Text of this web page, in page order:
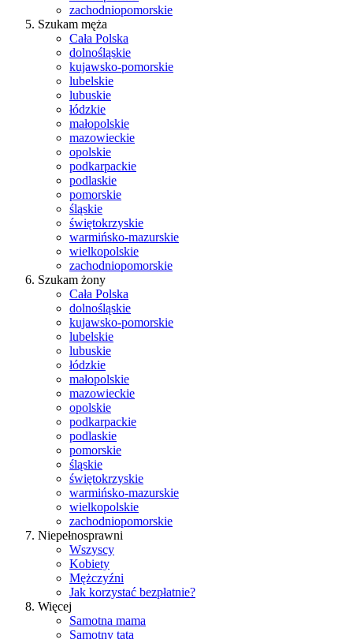
zachodniopomorskie
Szukam męża
Cała Polska
dolnośląskie
kujawsko-pomorskie
lubelskie
lubuskie
łódzkie
małopolskie
mazowieckie
opolskie
podkarpackie
podlaskie
pomorskie
śląskie
świętokrzyskie
warmińsko-mazurskie
wielkopolskie
zachodniopomorskie
Szukam żony
Cała Polska
dolnośląskie
kujawsko-pomorskie
lubelskie
lubuskie
łódzkie
małopolskie
mazowieckie
opolskie
podkarpackie
podlaskie
pomorskie
śląskie
świętokrzyskie
warmińsko-mazurskie
wielkopolskie
zachodniopomorskie
Niepełnosprawni
Wszyscy
Kobiety
Mężczyźni
Jak korzystać bezpłatnie?
Więcej
Samotna mama
Samotny tata